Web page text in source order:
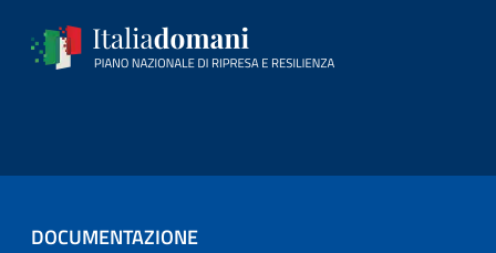
DOCUMENTAZIONE